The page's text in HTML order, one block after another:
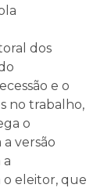
dos
e o
no trabalho,
o
versão
a
o eleitor, que